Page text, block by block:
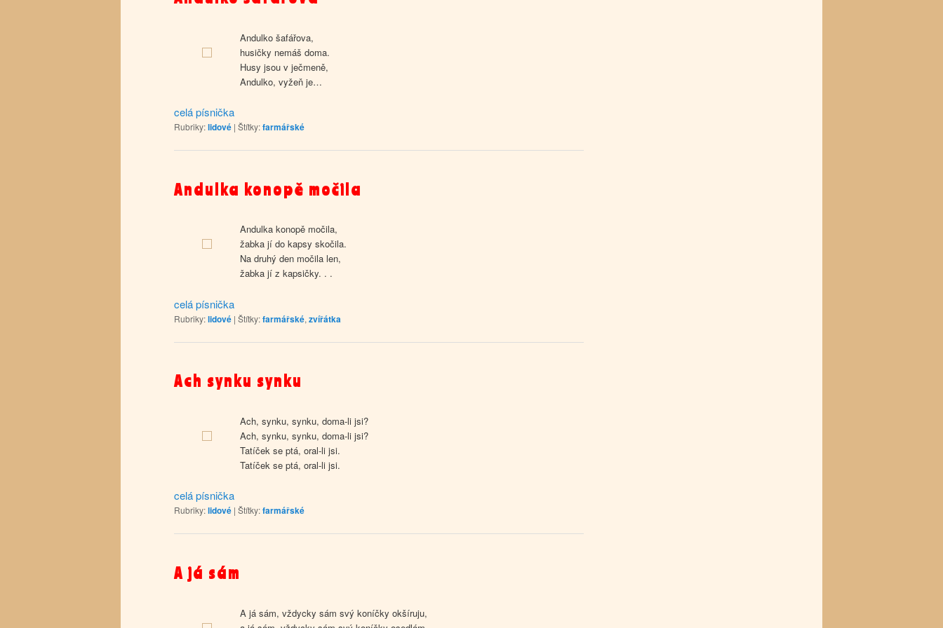
Andulko šafářova,
husičky nemáš doma.
Husy jsou v ječmeně,
Andulko, vyžeň je…
celá písnička
Rubriky:lidové | Štítky:farmářské
Andulka konopě močila
Andulka konopě močila,
žabka jí do kapsy skočila.
Na druhý den močila len,
žabka jí z kapsičky. . .
celá písnička
Rubriky:lidové | Štítky:farmářské, zvířátka
Ach synku synku
Ach, synku, synku, doma-li jsi?
Ach, synku, synku, doma-li jsi?
Tatíček se ptá, oral-li jsi.
Tatíček se ptá, oral-li jsi.
celá písnička
Rubriky:lidové | Štítky:farmářské
A já sám
A já sám, vždycky sám svý koníčky okšíruju,